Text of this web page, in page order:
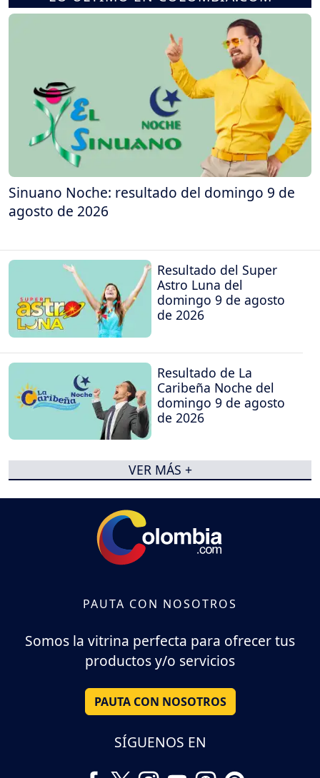
Sinuano Noche: resultado del domingo 9 de
agosto de 2026
Resultado del Super
Astro Luna del
domingo 9 de agosto
de 2026
Resultado de La
Caribeña Noche del
domingo 9 de agosto
de 2026
VER MÁS +
PAUTA CON NOSOTROS
Somos la vitrina perfecta para ofrecer tus
productos y/o servicios
PAUTA CON NOSOTROS
SÍGUENOS EN